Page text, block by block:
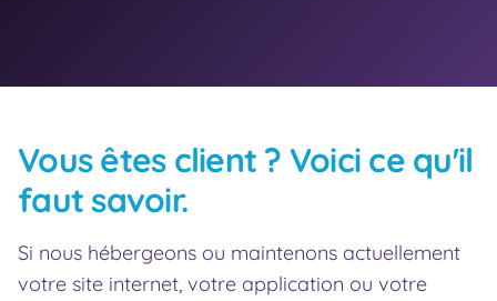
Vous êtes client ? Voici ce qu'il
faut savoir.
Si nous hébergeons ou maintenons actuellement
votre site internet, votre application ou votre